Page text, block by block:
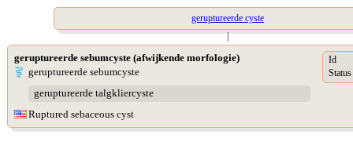
geruptureerde cyste
|
geruptureerde sebumcyste (afwijkende morfologie)
geruptureerde sebumcyste
geruptureerde talgkliercyste
Ruptured sebaceous cyst
Id
Status